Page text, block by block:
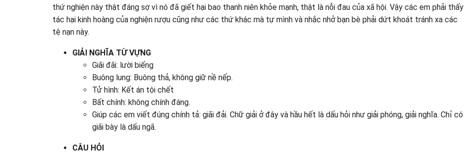
thứ nghiện này thật đáng sợ vì nó đã giết hại bao thanh niên khỏe mạnh, thật là nỗi đau của xã hội. Vậy các em phải thấy
tác hại kinh hoàng của nghiện rượu cũng như các thứ khác mà tự mình và nhắc nhở bạn bè phải dứt khoát tránh xa các
tệ nạn này.
GIẢI NGHĨA TỪ VỰNG
Giãi đãi: lười biếng
Buông lung: Buông thả, không giữ nề nếp.
Tử hình: Kết án tội chết
Bất chính: không chính đáng.
Giúp các em viết đúng chính tả: giãi đải. Chữ giải ở đây và hầu hết là dấu hỏi như giải phóng, giải nghĩa. Chỉ có
giãi bày là dấu ngã.
CÂU HỎI